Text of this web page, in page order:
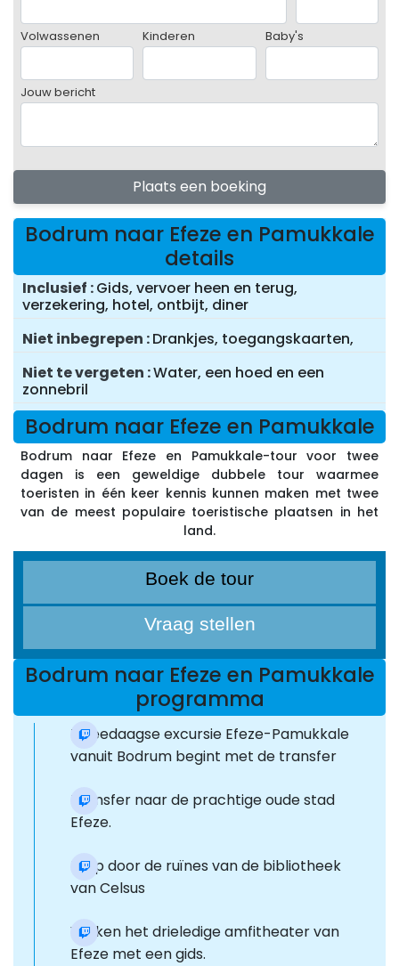
Volwassenen Kinderen Baby's
Jouw bericht
Plaats een boeking
Bodrum naar Efeze en Pamukkale
details
Inclusief Gids, vervoer heen en terug,
verzekering, hotel, ontbijt, diner
Niet inbegrepen Drankjes, toegangskaarten,
Niet te vergeten Water, een hoed en een
zonnebril
Bodrum naar Efeze en Pamukkale
Bodrum naar Efeze en Pamukkale-tour voor twee
dagen is een geweldige dubbele tour waarmee
toeristen in één keer kennis kunnen maken met twee
van de meest populaire toeristische plaatsen in het
land.
Boek de tour
Vraag stellen
Bodrum naar Efeze en Pamukkale
programma
Tweedaagse excursie Efeze-Pamukkale
vanuit Bodrum begint met de transfer
Transfer naar de prachtige oude stad
Efeze.
Loop door de ruïnes van de bibliotheek
van Celsus
Verken het drieledige amfitheater van
Efeze met een gids.